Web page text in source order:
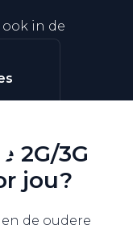
in de
2G/3G
jou?
de oudere